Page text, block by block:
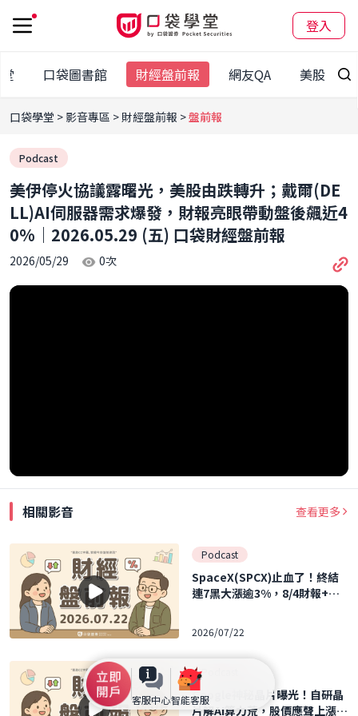
登入
客服中心智能客服
口袋圖書館 財經盤前報 網友QA 美股專區
口袋學堂 影音專區 財經盤前報 盤前報
Podcast
美伊停火協議露曙光，美股由跌轉升；戴爾(DE
LL)AI伺服器需求爆發，財報亮眼帶動盤後飆近4
0%｜2026.05.29 (五) 口袋財經盤前報
2026/05/29 0次
相關影音 查看更多
Podcast
SpaceX(SPCX)止血了！終結
連7黑大漲逾3%，8/4財報+解
(三) 口袋財經盤前報
2026/07/22
Podcast
Google神秘晶片曝光！自研晶
片解AI算力荒，股價應聲上漲｜